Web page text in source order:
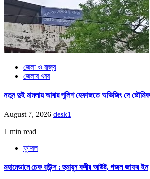
জেলা ও রাজ্য
জেলার খবর
নতুন দুই মামলায় আবার পুলিশ হেফাজতে অভিজিৎ দে ভৌমিক
August 7, 2026 desk1
1 min read
ফুটবল
মহামেডানে চেক বাউন্স : হুমায়ুন কবীর আউট, গজল জাফর ইন